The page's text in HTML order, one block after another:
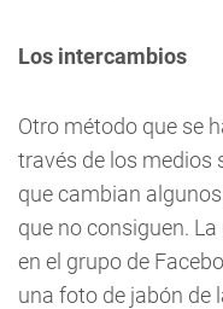
Los intercambios
Otro método que se
través de los medios
que cambian
que no consiguen.
en el grupo de
una foto de jabón de